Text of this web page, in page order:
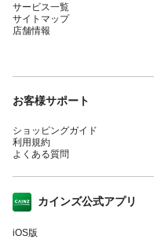
サービス一覧
サイトマップ
店舗情報
お客様サポート
ショッピングガイド
利用規約
よくある質問
カインズ公式アプリ
iOS版